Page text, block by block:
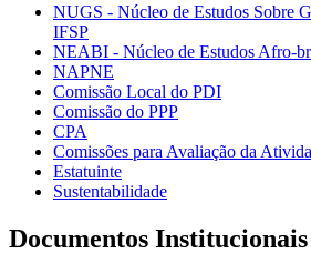
NUGS - Núcleo de Estudos Sobre
IFSP
NEABI - Núcleo de Estudos Afro-
NAPNE
Comissão Local do PDI
Comissão do PPP
CPA
Comissões para Avaliação da
Estatuinte
Sustentabilidade
Documentos Institucionais